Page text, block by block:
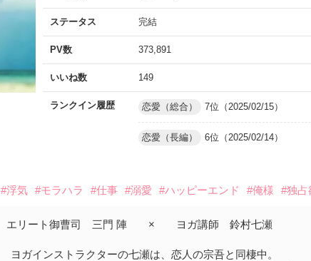
ステータス 完結
PV数 373,891
いいね数 149
ランクイン履歴 恋愛（総合） 7位（2025/02/15）
恋愛（長編） 6位（2025/02/14）
#浮気 #モラハラ #仕事 #溺愛 #ハッピーエンド #俺様 #独占
エリート御曹司 三門 陣 × ヨガ講師 鈴村七瀬
ヨガインストラクターの七瀬は、恋人の宗吾と同棲中。